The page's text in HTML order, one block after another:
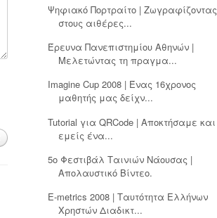
Ψηφιακό Πορτραίτο | Ζωγραφίζοντας
στους αιθέρες...
Έρευνα Πανεπιστημίου Αθηνών |
Μελετώντας τη πραγμα...
Imagine Cup 2008 | Ένας 16χρονος
μαθητής μας δείχν...
Tutorial για QRCode | Αποκτήσαμε και
εμείς ένα...
5ο Φεστιβάλ Ταινιών Νάουσας |
Απολαυστικό Βίντεο.
Ε-metrics 2008 | Ταυτότητα Ελλήνων
Χρηστών Διαδικτ...